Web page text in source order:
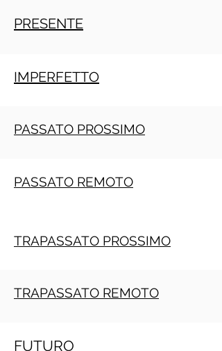
PRESENTE
IMPERFETTO
PASSATO PROSSIMO
PASSATO REMOTO
TRAPASSATO PROSSIMO
TRAPASSATO REMOTO
FUTURO